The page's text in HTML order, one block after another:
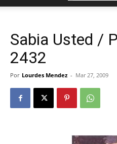
Sabia Usted /
2432
Por Lourdes Mendez - Mar 27, 2009